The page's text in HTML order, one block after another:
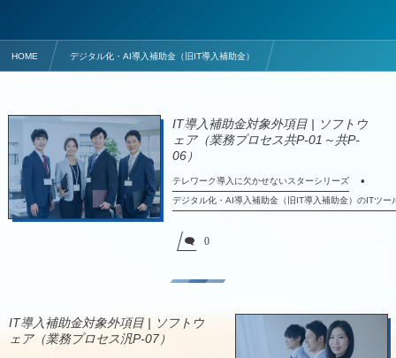
HOME デジタル化・AI導入補助金（旧IT導入補助金）
IT導入補助金対象外項目 | ソフトウ
ェア（業務プロセス共P-01～共P-
06）
テレワーク導入に欠かせないスターシリーズ
デジタル化・AI導入補助金（旧IT導入補助金）のITツー
0
IT導入補助金対象外項目 | ソフトウ
ェア（業務プロセス汎P-07）